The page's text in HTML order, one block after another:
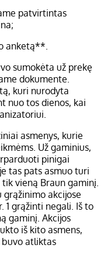
patvirtintas
anketą**.
sumokėta už prekę
dokumente.
kuri nurodyta
nuo tos dienos, kai
asmenys, kurie
Už gaminius,
pinigai
tas pats asmuo turi
vieną Braun gaminį.
grąžinimo akcijose
1 grąžinti negali. Iš to
gaminį. Akcijos
iš kito asmens,
buvo atliktas